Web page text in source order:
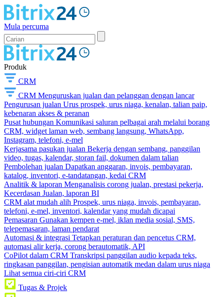
Mula percuma
Produk
CRM
CRM Menguruskan jualan dan pelanggan dengan lancar
Pengurusan jualan Urus prospek, urus niaga, kenalan, talian paip,
kebenaran akses & peranan
Pusat hubungan Komunikasi saluran pelbagai arah melalui borang
CRM, widget laman web, sembang langsung, WhatsApp,
Instagram, telefoni, e-mel
Kerjasama pasukan jualan Bekerja dengan sembang, panggilan
video, tugas, kalendar, storan fail, dokumen dalam talian
Pembolehan jualan Dapatkan anggaran, invois, pembayaran,
katalog, inventori, e-tandatangan, kedai CRM
Analitik & laporan Menganalisis corong jualan, prestasi pekerja,
Kecerdasan Jualan, laporan BI
CRM alat mudah alih Prospek, urus niaga, invois, pembayaran,
telefoni, e-mel, inventori, kalendar yang mudah dicapai
Pemasaran Gunakan kempen e-mel, iklan media sosial, SMS,
telepemasaran, laman pendarat
Automasi & integrasi Tetapkan peraturan dan pencetus CRM,
automasi alir kerja, corong berautomatik, API
CoPilot dalam CRM Transkripsi panggilan audio kepada teks,
ringkasan panggilan, pengisian automatik medan dalam urus niaga
Lihat semua ciri-ciri CRM
Tugas & Projek